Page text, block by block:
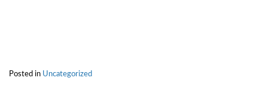
Posted in Uncategorized